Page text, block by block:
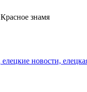
знамя
новости,